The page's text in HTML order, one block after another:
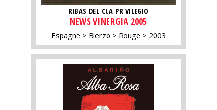
RIBAS DEL CUA PRIVILEGIO
NEWS VINERGIA 2005
Espagne Bierzo Rouge 2003